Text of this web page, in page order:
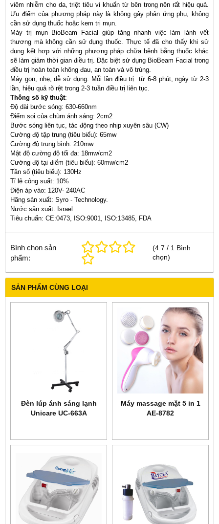
viêm nhiễm cho da, triệt tiêu vi khuẩn từ bên trong nên rất hiệu quả.
Ưu điểm của phương pháp này là không gây phản ứng phụ, không
cần sử dụng thuốc hoặc kem trị mụn.
Máy trị mụn BioBeam Facial giúp tăng nhanh việc làm lành vết
thương mà không cần sử dụng thuốc. Thực tế đã cho thấy khi sử
dụng kết hợp với những phương pháp chữa bệnh bằng thuốc khác
sẽ làm giảm thời gian điều trị. Đặc biệt sử dụng BioBeam Facial trong
điều trị hoàn toàn không đau, an toàn và vô trùng.
Máy gọn, nhẹ, dễ sử dụng. Mỗi lần điều trị từ 6-8 phút, ngày từ 2-3
lần, hiệu quả rõ rệt trong 2-3 tuần điều trị liên tục.
Thông số kỹ thuật:
Độ dài bước sóng: 630-660nm
Điểm soi của chùm ánh sáng: 2cm2
Bước sóng liên tục, tác động theo nhịp xuyên sâu (CW)
Cường độ tập trung (tiêu biểu): 65mw
Cường độ trung bình: 210mw
Mật độ cường độ tối đa: 18mw/cm2
Cường độ tại điểm (tiêu biểu): 60mw/cm2
Tần số (tiêu biểu): 130Hz
Tỉ lệ công suất: 10%
Điện áp vào: 120V- 240AC
Hãng sản xuất: Syro - Technology.
Nước sản xuất: Israel
Tiêu chuẩn: CE:0473, ISO:9001, ISO:13485, FDA
Bình chọn sản
phẩm:
(4.7 / 1 Bình
chọn)
SẢN PHẨM CÙNG LOẠI
Đèn lúp ánh sáng lạnh
Unicare UC-663A
Máy massage mặt 5 in 1
AE-8782